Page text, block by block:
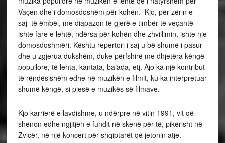
Vaçen dhe i domosdoshëm për kohën. Kjo, për zërin e
saj të ëmbël, me diapazon të gjerë e timbër të veçantë
ishte fare e lehtë, ndërsa për kohën dhe zhvillimin, ishte nje
domosdoshmëri. Kështu repertori i saj u bë shumë i pasur
dhe u zgjerua dukshëm, duke përfshirë me dhjetëra këngë
popullore, të lehta, kantata, balada, etj. Ajo ka një kontribut
të rëndësishëm edhe në muzikën e filmit, ku ka interpretuar
shumë këngë, si pjesë e muzikës së filmave.
Kjo karrierë e lavdishme, u ndërpre në vitin 1991, vit që
shënon edhe ngjitjen e fundit në skenë për të, pikërisht në
Zvicër, në një koncert për shqiptarët që jetonin atje.